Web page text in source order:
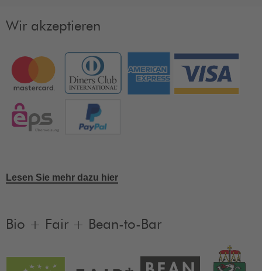
Wir akzeptieren
Lesen Sie mehr dazu hier
Bio + Fair + Bean-to-Bar